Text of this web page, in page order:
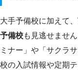
大手予備校に加えて、
予備校も見逃せませ
ミナー」や「サクラ
校の入試情報や定期